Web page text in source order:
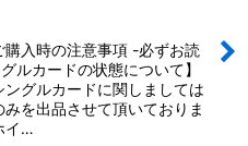
購入時の注意事項 -必ずお読
ルカードの状態について】
グルカードに関しましては
を出品させて頂いておりま
イ…